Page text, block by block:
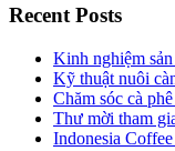
Recent Posts
Kinh nghiệm sản
Kỹ thuật nuôi
Chăm sóc cà
Thư mời tham
Indonesia